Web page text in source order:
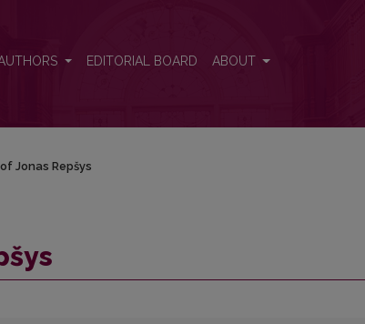
EDITORIAL BOARD ABOUT
Jonas Repšys